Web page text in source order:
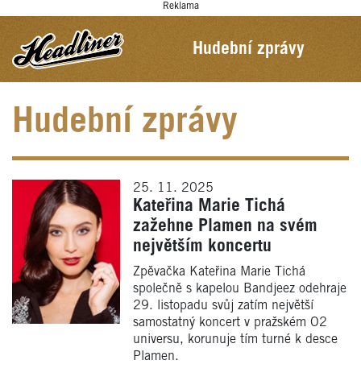
Reklama
Hudební zprávy
Hudební zprávy
25. 11. 2025
Kateřina Marie Tichá
zažehne Plamen na svém
největším koncertu
Zpěvačka Kateřina Marie Tichá
společně s kapelou Bandjeez odehraje
29. listopadu svůj zatím největší
samostatný koncert v pražském O2
universu, korunuje tím turné k desce
Plamen.